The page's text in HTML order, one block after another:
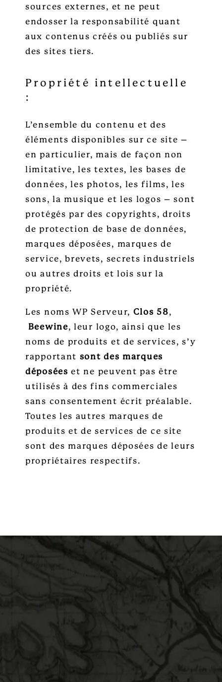
sources externes, et ne peut
endosser la responsabilité quant
aux contenus créés ou publiés sur
des sites tiers.
Propriété intellectuelle
:
L’ensemble du contenu et des
éléments disponibles sur ce site –
en particulier, mais de façon non
limitative, les textes, les bases de
données, les photos, les films, les
sons, la musique et les logos – sont
protégés par des copyrights, droits
de protection de base de données,
marques déposées, marques de
service, brevets, secrets industriels
ou autres droits et lois sur la
propriété.
Les noms WP Serveur, Clos 58 ,
Beewine, leur logo, ainsi que les
noms de produits et de services, s’y
rapportant sont des marques
déposéeset ne peuvent pas être
utilisés à des fins commerciales
sans consentement écrit préalable.
Toutes les autres marques de
produits et de services de ce site
sont des marques déposées de leurs
propriétaires respectifs.